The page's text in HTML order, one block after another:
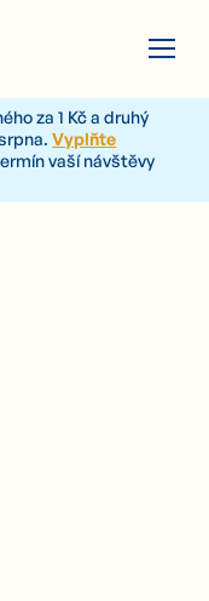
za 1 Kč a druhý
Vyplňte
vaší návštěvy